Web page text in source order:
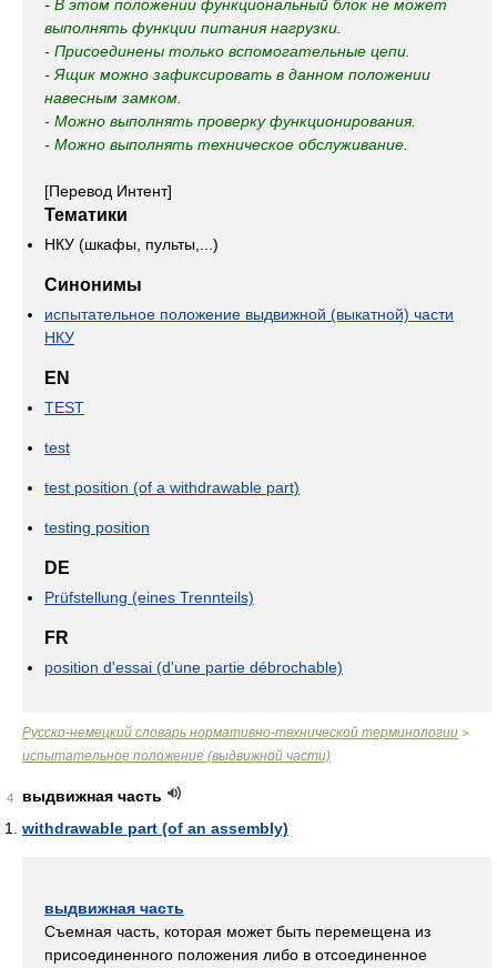
- В этом положении функциональный блок не может
выполнять функции питания нагрузки.
- Присоединены только вспомогательные цепи.
- Ящик можно зафиксировать в данном положении
навесным замком.
- Можно выполнять проверку функционирования.
- Можно выполнять техническое обслуживание.
[Перевод Интент]
Тематики
НКУ (шкафы, пульты,...)
Синонимы
испытательное положение выдвижной (выкатной) части
НКУ
EN
TEST
test
test position (of a withdrawable part)
testing position
DE
Prüfstellung (eines Trennteils)
FR
position d'essai (d'une partie débrochable)
Русско-немецкий словарь нормативно-технической терминологии >
испытательное положение (выдвижной части)
4
выдвижная часть
withdrawable part (of an assembly)
выдвижная часть
Съемная часть, которая может быть перемещена из
присоединенного положения либо в отсоединенное